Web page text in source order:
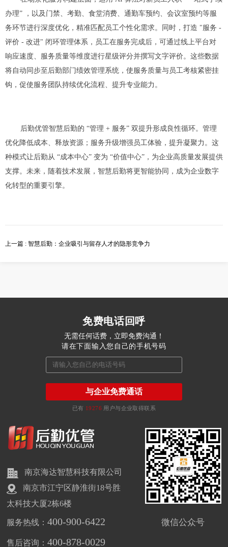
办理” ，以及门禁、考勤、食堂消费、通勤车预约、会议室预约等服
务环节进行深度优化，精准匹配员工个性化需求。同时，打造 "服务 -
评价 - 改进" 闭环管理体系，员工在服务完成后，可通过线上平台对
响应速度、服务质量等维度进行星级评分并撰写文字评价。这些数据
将自动同步至后勤部门绩效管理系统，使服务质量与员工考核紧密挂
钩，促使服务团队持续优化流程、提升专业能力。
后勤优管智慧后勤的 “管理 + 服务” 双提升形成良性循环。管理
优化降低成本、释放资源；服务升级增强员工体验，提升凝聚力。这
种模式让后勤从 “成本中心” 变为 “价值中心”，为企业高质量发展提供
支撑。未来，随着技术发展，智慧后勤将更智能协同，成为企业数字
化转型的重要引擎。
上一篇 : 智慧后勤：企业吸引与留存人才的隐形竞争力
免费电话回呼
无需任何话费，立即免费沟通！
请在下面输入您自己的手机号码
与企业免费通话
已有 19276 用户与企业取得联系
微信公众号
南京海达智慧科技有限公司
南京市江宁区静淮街18号胜
太科技大厦2栋6楼
服务热线：400-900-6422
售后咨询：400-878-0029